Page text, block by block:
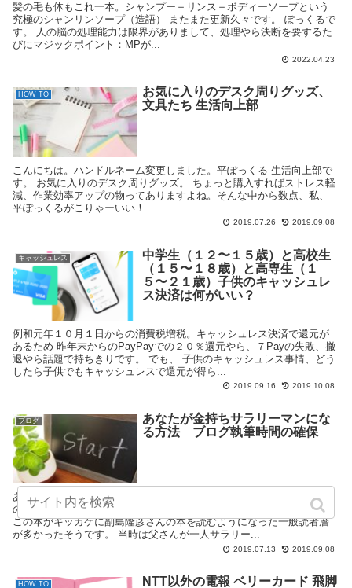
髪の毛も体もこれ一本。シャンプー＋リンス＋ボディーソープという
究極のシャンリンソープ（造語） またまた更新久々です。 ぽっくるで
す。 人の脳の処理能力は限界がありまして、処理やら決断を要するた
びにマジックポイント：MPが...
2022.04.23
HOW TO
お気に入りのデスク周りグッズ、
文具たち 生活向上部
こんにちは。ハンドルネーム変更しました。平ぽっくる 生活向上部で
す。 お気に入りのデスク周りグッズ。 ちょっと購入すればストレス軽
減、作業効率アップの物ってありますよね。そんな中から数点、私、
平ぽっくるがこりゃーいい！ ...
2019.07.26 2019.09.08
キャッシュレス
中学生（１２〜１５歳）と高校生
（１５〜１８歳）と高専生（１
５〜２１歳）子供のキャッシュレ
ス決済は何がいい？
例和元年１０月１日からの消費税増税。キャッシュレス決済で還元が
あるため 昨年末からのPayPayでの２０％還元やら、７Payの失敗、撤
退やら話題で持ちきりです。 でも、 子供のキャッシュレス事情、どう
したら子供でもキャッシュレスで還元が得ら...
2019.09.16 2019.10.08
ブログ
あなたが金持ちサラリーマンにな
る方法 ブログ執筆時間の確保
あなたが金持ちサラリーマンになる方法 このタイトルの副島隆彦先生
の本、20歳頃に私が初めて購入した著者の本だったと記憶してます。
この本がキッカケに副島隆彦さんの本を読むようになった一般読者層
が多かったそうです。 当時は父さんが一人サラリー...
2019.07.13 2019.09.08
HOW TO NTT以外の電報 ベリーカード 飛脚